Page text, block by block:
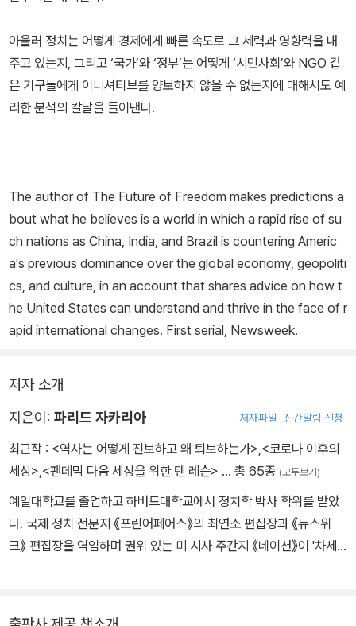
아울러 정치는 어떻게 경제에게 빠른 속도로 그 세력과 영향력을 내
주고 있는지, 그리고 ‘국가’와 ‘정부’는 어떻게 ‘시민사회’와 NGO 같
은 기구들에게 이니셔티브를 양보하지 않을 수 없는지에 대해서도 예
리한 분석의 칼날을 들이댄다.
The author of The Future of Freedom makes predictions a
bout what he believes is a world in which a rapid rise of su
ch nations as China, India, and Brazil is countering Americ
a's previous dominance over the global economy, geopoliti
cs, and culture, in an account that shares advice on how t
he United States can understand and thrive in the face of r
apid international changes. First serial, Newsweek.
저자 소개
지은이: 파리드 자카리아 저자파일 신간알림 신청
최근작 : <역사는 어떻게 진보하고 왜 퇴보하는가>,<코로나 이후의
세상>,<팬데믹 다음 세상을 위한 텐 레슨> … 총 65종 (모두보기)
예일대학교를 졸업하고 하버드대학교에서 정치학 박사 학위를 받았
다. 국제 정치 전문지 《포린어페어스》의 최연소 편집장과 《뉴스위
크》 편집장을 역임하며 권위 있는 미 시사 주간지 《네이션》이 '차세